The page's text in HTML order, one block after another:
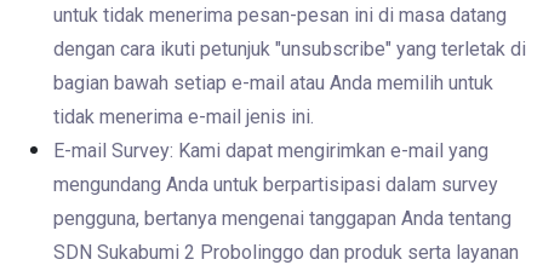
untuk tidak menerima pesan-pesan ini di masa datang
dengan cara ikuti petunjuk "unsubscribe" yang terletak di
bagian bawah setiap e-mail atau Anda memilih untuk
tidak menerima e-mail jenis ini.
E-mail Survey: Kami dapat mengirimkan e-mail yang
mengundang Anda untuk berpartisipasi dalam survey
pengguna, bertanya mengenai tanggapan Anda tentang
SDN Sukabumi 2 Probolinggo dan produk serta layanan